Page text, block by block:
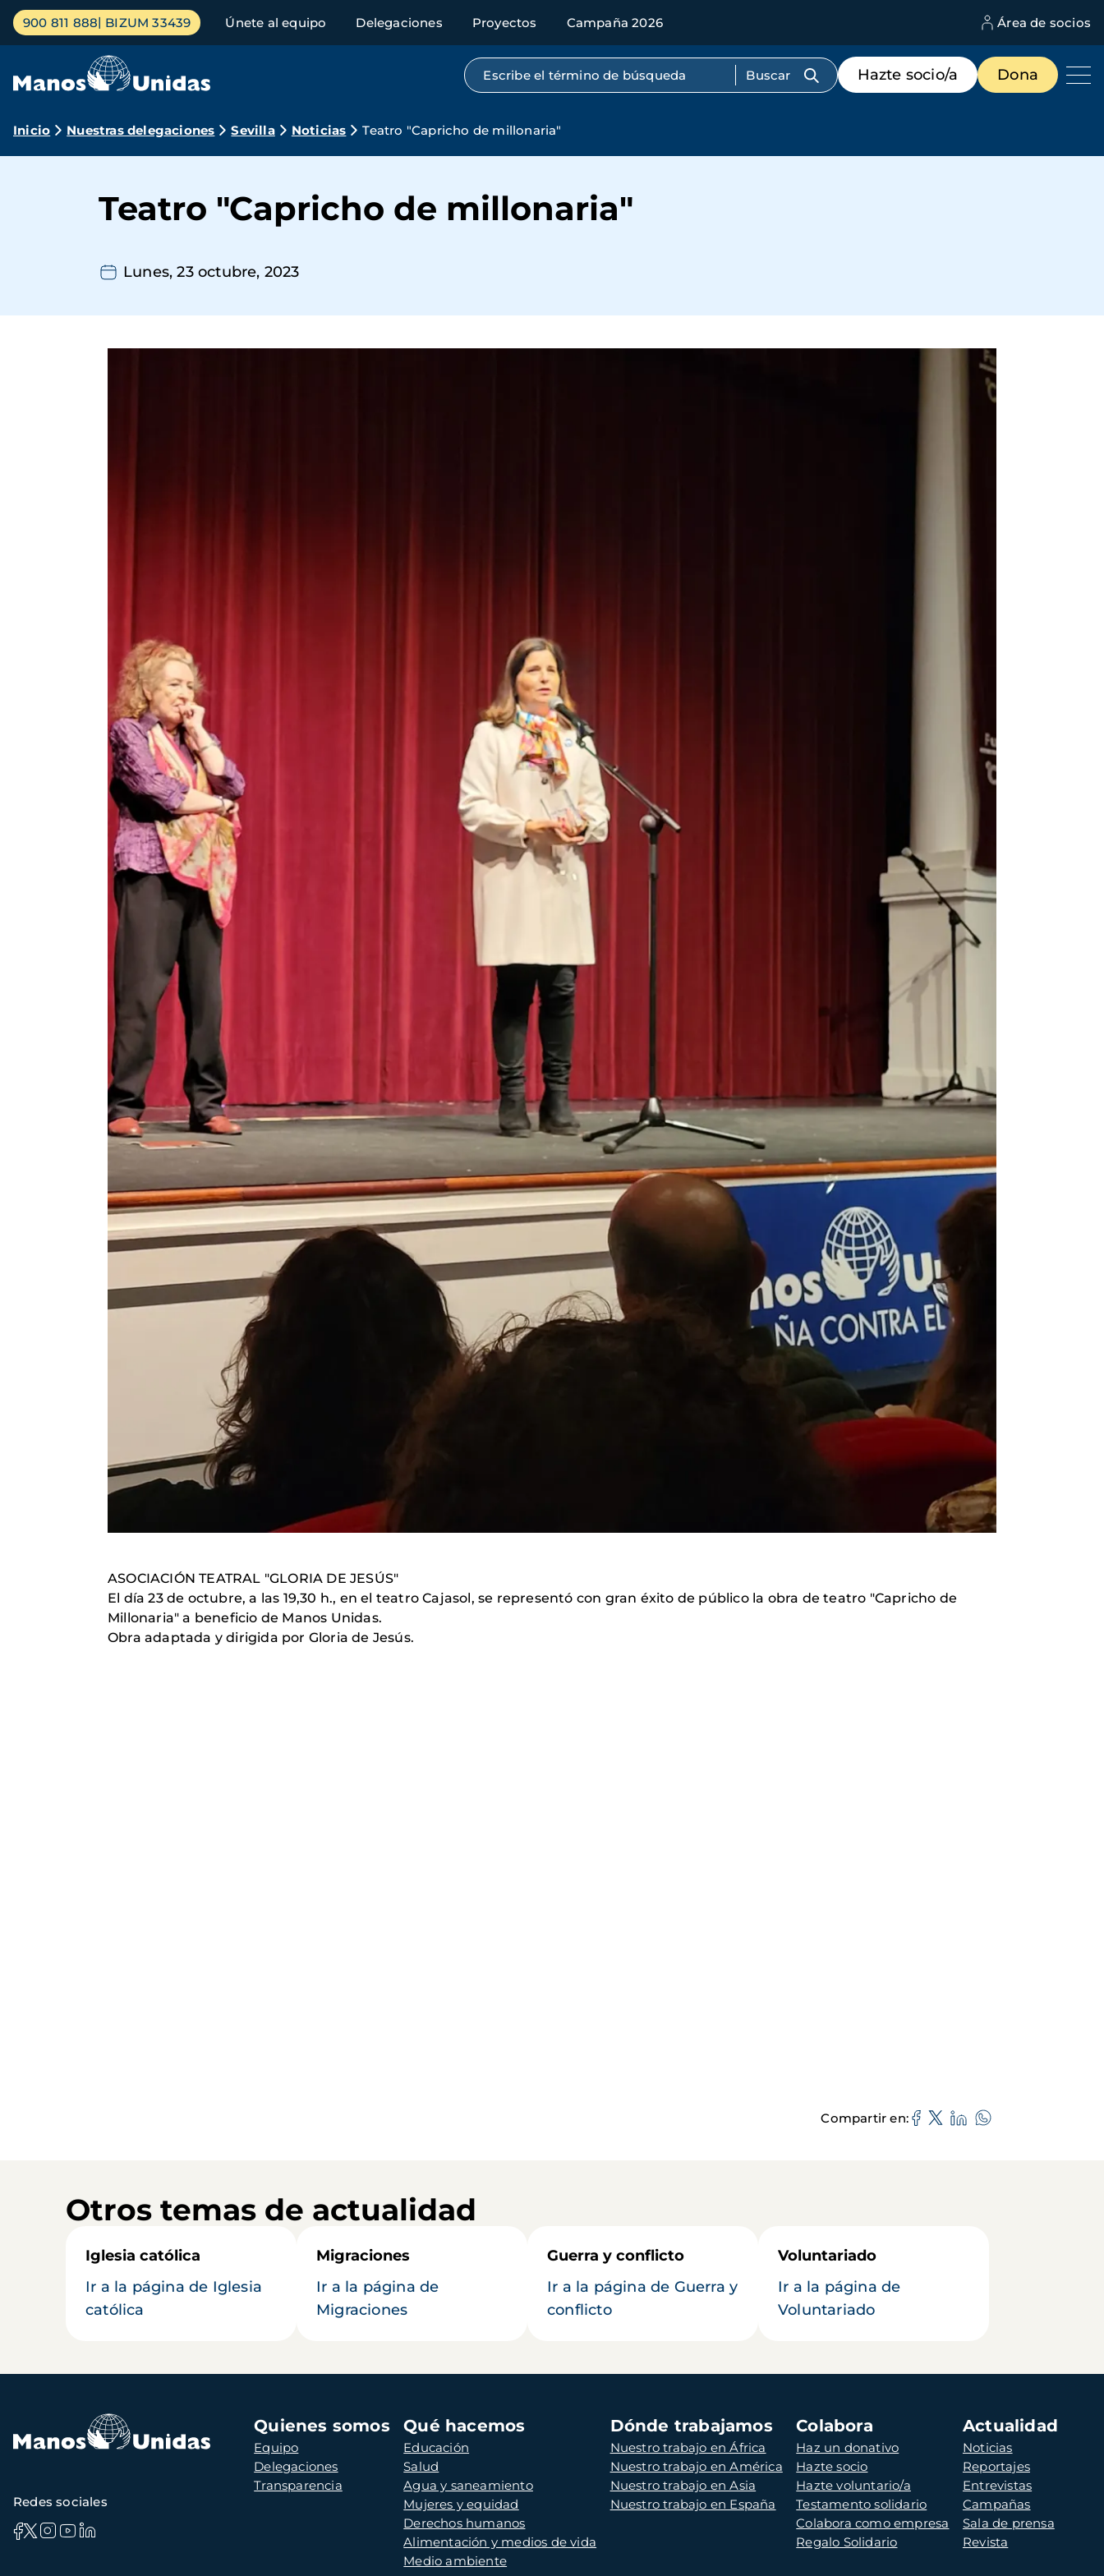
Pasar
contenido
Menú
principal
900 811 888 BIZUM 33439 Únete al equipo Delegaciones Proyectos Campaña 2026 Área de socios
Búsqueda por texto completo
Menú
de
destacados
Hazte socio/a Dona
Ruta
navegación
Inicio Nuestras delegaciones Sevilla Noticias Teatro "Capricho de millonaria"
Teatro "Capricho de millonaria"
Lunes, 23 octubre, 2023
ASOCIACIÓN TEATRAL "GLORIA DE JESÚS"
El día 23 de octubre, a las 19,30 h., en el teatro Cajasol, se representó con gran éxito de público la obra de teatro "Capricho de
Millonaria" a beneficio de Manos Unidas.
Obra adaptada y dirigida por Gloria de Jesús.
Compartir en
Otros temas de actualidad
Iglesia católica
Ir a la página de Iglesia
católica
Migraciones
Ir a la página de
Migraciones
Guerra y conflicto
Ir a la página de Guerra y
conflicto
Voluntariado
Ir a la página de
Voluntariado
Navegación
principal
Quienes somos
Equipo
Delegaciones
Transparencia
Qué hacemos
Educación
Salud
Agua y saneamiento
Mujeres y equidad
Derechos humanos
Alimentación y medios de vida
Medio ambiente
Dónde trabajamos
Nuestro trabajo en África
Nuestro trabajo en América
Nuestro trabajo en Asia
Nuestro trabajo en España
Colabora
Haz un donativo
Hazte socio
Hazte voluntario/a
Testamento solidario
Colabora como empresa
Regalo Solidario
Actualidad
Noticias
Reportajes
Entrevistas
Campañas
Sala de prensa
Revista
Redes sociales